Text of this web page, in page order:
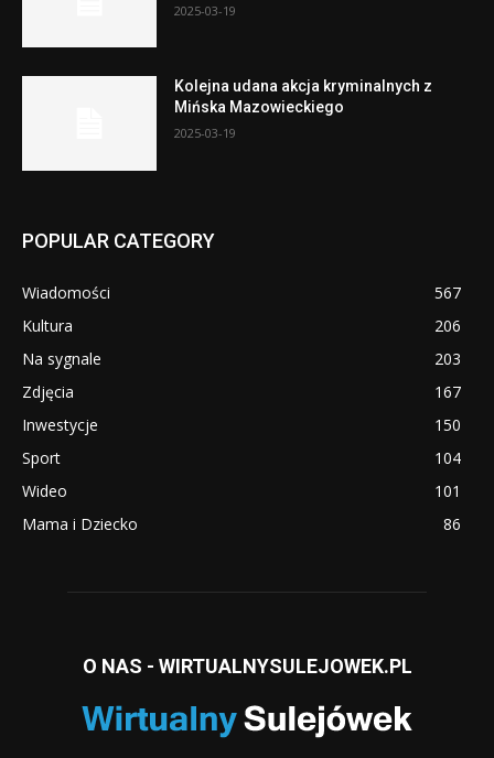
2025-03-19
Kolejna udana akcja kryminalnych z
Mińska Mazowieckiego
2025-03-19
POPULAR CATEGORY
Wiadomości
567
Kultura
206
Na sygnale
203
Zdjęcia
167
Inwestycje
150
Sport
104
Wideo
101
Mama i Dziecko
86
O NAS - WIRTUALNYSULEJOWEK.PL